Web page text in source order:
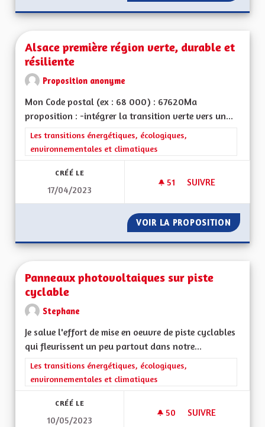
Alsace première région verte, durable et
résiliente
Proposition anonyme
Mon Code postal (ex : 68 000) : 67620Ma
proposition : -intégrer la transition verte vers un...
Filtrer les résultats de la catégorie : Les transitions
Les transitions énergétiques, écologiques,
environnementales et climatiques
CRÉÉ LE
17/04/2023
51 51 ABONNÉS
SUIVRE
VOIR LA PROPOSITION
Panneaux photovoltaiques sur piste
cyclable
Stephane
Je salue l'effort de mise en oeuvre de piste cyclables
qui fleurissent un peu partout dans notre...
Filtrer les résultats de la catégorie : Les transitions
Les transitions énergétiques, écologiques,
environnementales et climatiques
CRÉÉ LE
10/05/2023
50 50 ABONNÉS
SUIVRE